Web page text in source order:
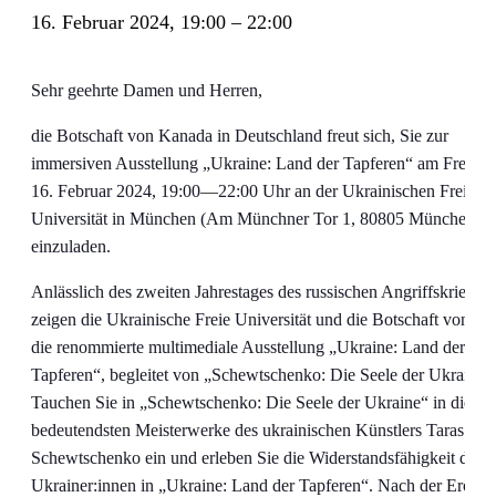
16. Februar 2024, 19:00 – 22:00
Sehr geehrte Damen und Herren,
die Botschaft von Kanada in Deutschland freut sich, Sie zur
immersiven Ausstellung „Ukraine: Land der Tapferen“ am
16. Februar 2024, 19:00—22:00 Uhr an der Ukrainischen Freien
Universität in München (Am Münchner Tor 1, 80805 München)
einzuladen.
Anlässlich des zweiten Jahrestages des russischen Angriffskrieges
zeigen die Ukrainische Freie Universität und die Botschaft von
die renommierte multimediale Ausstellung „Ukraine: Land der
Tapferen“, begleitet von „Schewtschenko: Die Seele der Ukraine“.
Tauchen Sie in „Schewtschenko: Die Seele der Ukraine“ in die
bedeutendsten Meisterwerke des ukrainischen Künstlers Taras
Schewtschenko ein und erleben Sie die Widerstandsfähigkeit der
Ukrainer:innen in „Ukraine: Land der Tapferen“. Nach der